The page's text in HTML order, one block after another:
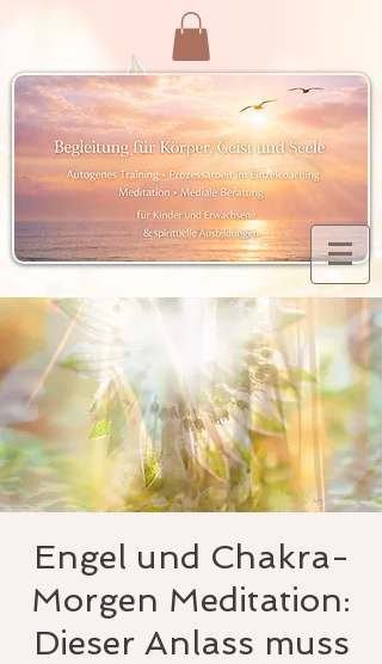
Engel und Chakra-
Morgen Meditation:
Dieser Anlass muss